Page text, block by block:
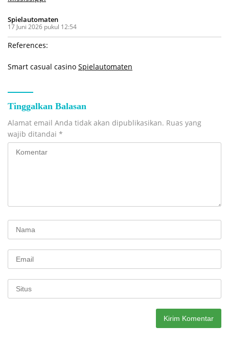
Spielautomaten
17 Juni 2026 pukul 12:54
References:
Smart casual casino Spielautomaten
Tinggalkan Balasan
Alamat email Anda tidak akan dipublikasikan. Ruas yang
wajib ditandai *